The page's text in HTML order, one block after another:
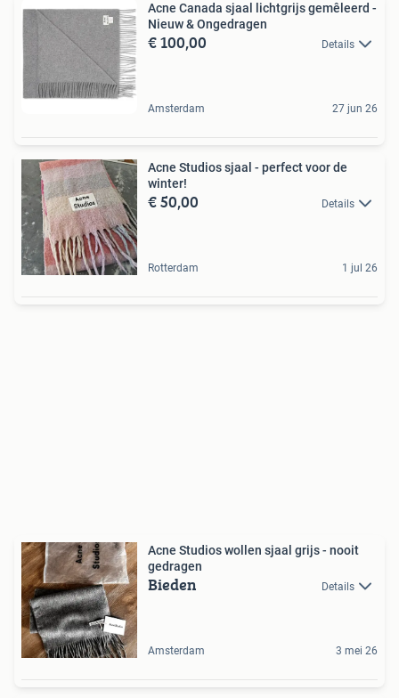
Acne Canada sjaal lichtgrijs gemêleerd -
Nieuw & Ongedragen
€ 100,00 Details
Amsterdam 27 jun 26
Acne Studios sjaal - perfect voor de
winter!
€ 50,00 Details
Rotterdam 1 jul 26
Acne Studios wollen sjaal grijs - nooit
gedragen
Bieden Details
Amsterdam 3 mei 26